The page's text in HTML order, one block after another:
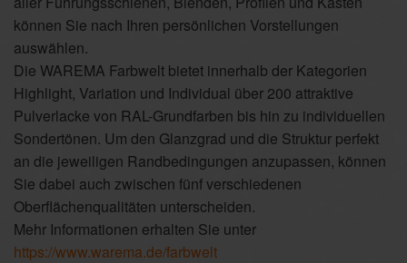
können Sie nach Ihren persönlichen Vorstellungen
auswählen.
Die WAREMA Farbwelt bietet innerhalb der Kategorien
Highlight, Variation und Individual über 200 attraktive
Pulverlacke von RAL-Grundfarben bis hin zu individuellen
Sondertönen. Um den Glanzgrad und die Struktur perfekt
an die jeweiligen Randbedingungen anzupassen, können
Sie dabei auch zwischen fünf verschiedenen
Oberflächenqualitäten unterscheiden.
Mehr Informationen erhalten Sie unter
https://www.warema.de/farbwelt